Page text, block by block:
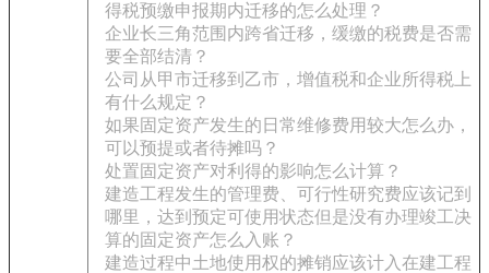
得税预缴申报期内迁移的怎么处理？
企业长三角范围内跨省迁移，缓缴的税费是否需
要全部结清？
公司从甲市迁移到乙市，增值税和企业所得税上
有什么规定？
如果固定资产发生的日常维修费用较大怎么办，
可以预提或者待摊吗？
处置固定资产对利得的影响怎么计算？
建造工程发生的管理费、可行性研究费应该记到
哪里，达到预定可使用状态但是没有办理竣工决
算的固定资产怎么入账？
建造过程中土地使用权的摊销应该计入在建工程